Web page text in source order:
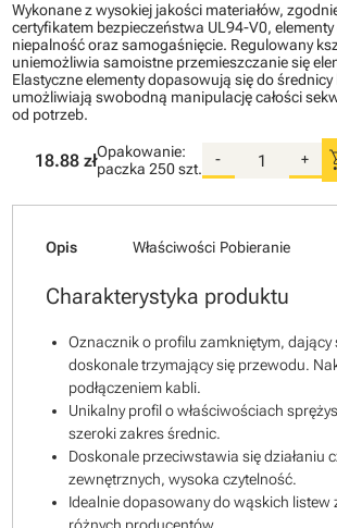
Wykonane z wysokiej jakości materiałów,
certyfikatem bezpieczeństwa UL94-V0,
niepalność oraz samogaśnięcie. Regulowany
uniemożliwia samoistne przemieszczanie się
Elastyczne elementy dopasowują się do
umożliwiają swobodną manipulację całości
od potrzeb.
18.88 złOpakowanie:
paczka 250 szt.
- +
Opis Właściwości Pobieranie
Charakterystyka produktu
Oznacznik o profilu zamkniętym, dający
doskonale trzymający się przewodu.
podłączeniem kabli.
Unikalny profil o właściwościach
szeroki zakres średnic.
Doskonale przeciwstawia się działaniu
zewnętrznych, wysoka czytelność.
Idealnie dopasowany do wąskich listew